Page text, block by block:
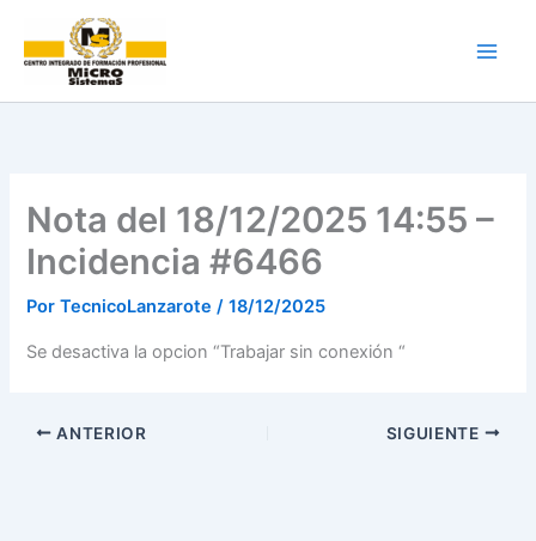
contenido
Nota del 18/12/2025 14:55 –
Incidencia #6466
PorTecnicoLanzarote/18/12/2025
Se desactiva la opcion “Trabajar sin conexión “
ANTERIOR SIGUIENTE